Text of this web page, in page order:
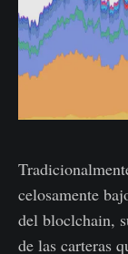
celosamente
del bloclchain,
de las carteras